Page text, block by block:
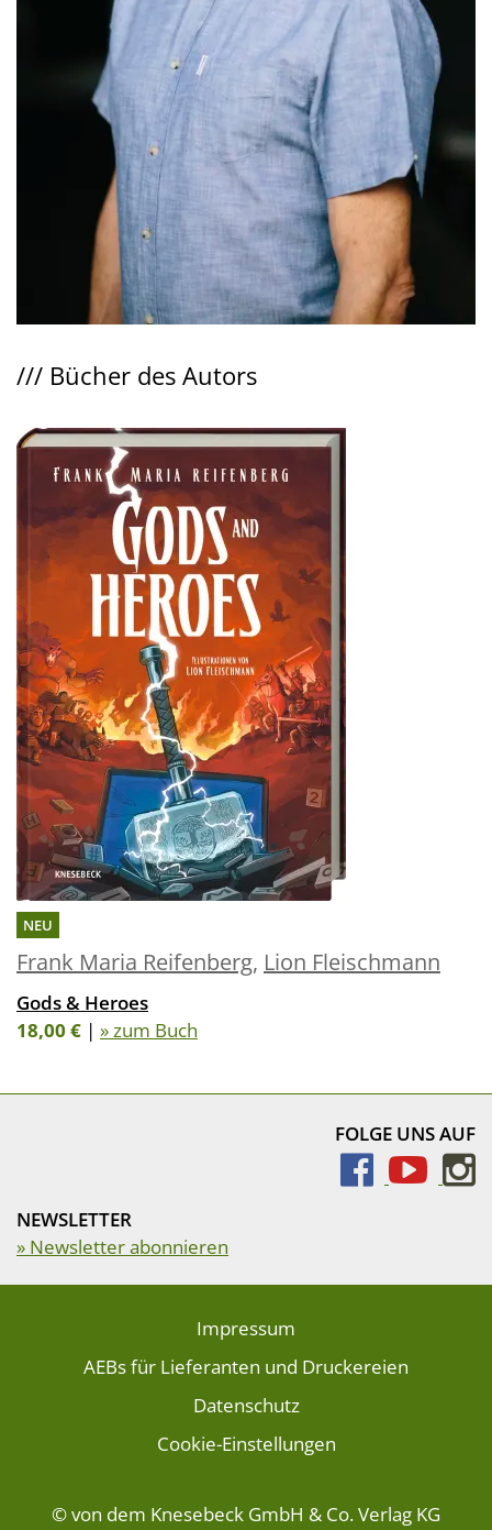
/// Bücher des Autors
NEU
Frank Maria Reifenberg, Lion Fleischmann
Gods & Heroes
18,00 € | » zum Buch
FOLGE UNS AUF
NEWSLETTER
» Newsletter abonnieren
Impressum
AEBs für Lieferanten und Druckereien
Datenschutz
Cookie-Einstellungen
© von dem Knesebeck GmbH & Co. Verlag KG